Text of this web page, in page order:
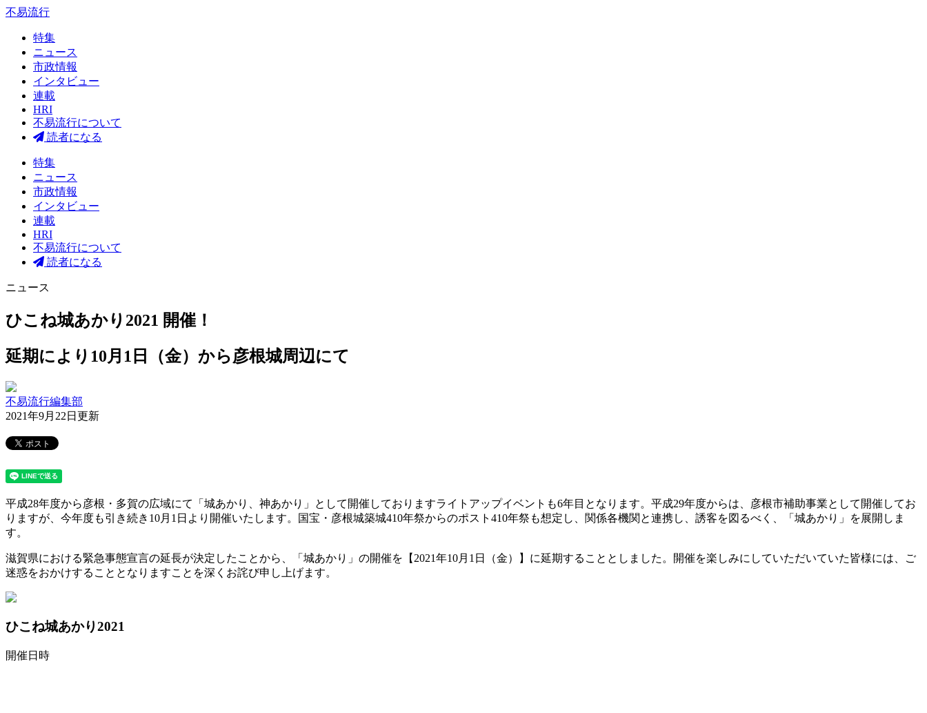
不易流行
特集
ニュース
市政情報
インタビュー
連載
HRI
不易流行について
読者になる
特集
ニュース
市政情報
インタビュー
連載
HRI
不易流行について
読者になる
ニュース
ひこね城あかり2021 開催！
延期により10月1日（金）から彦根城周辺にて
不易流行編集部
2021年9月22日更新
平成28年度から彦根・多賀の広域にて「城あかり、神あかり」として開催しておりますライトアップイベントも6年目となります。平成29年度からは、彦根市補助事業として開催してお
りますが、今年度も引き続き10月1日より開催いたします。国宝・彦根城築城410年祭からのポスト410年祭も想定し、関係各機関と連携し、誘客を図るべく、「城あかり」を展開しま
す。
滋賀県における緊急事態宣言の延長が決定したことから、「城あかり」の開催を【2021年10月1日（金）】に延期することとしました。開催を楽しみにしていただいていた皆様には、ご
迷惑をおかけすることとなりますことを深くお詫び申し上げます。
ひこね城あかり2021
開催日時